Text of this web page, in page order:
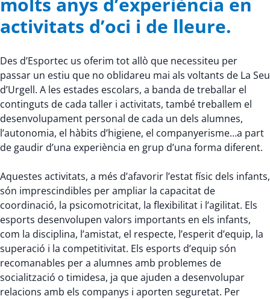
activitats d’oci i de lleure.
Des d’Esportec us oferim tot allò que necessiteu per
passar un estiu que no oblidareu mai als voltants de La Seu
d’Urgell. A les estades escolars, a banda de treballar el
continguts de cada taller i activitats, també treballem el
desenvolupament personal de cada un dels alumnes,
l’autonomia, el hàbits d’higiene, el companyerisme…a part
de gaudir d’una experiència en grup d’una forma diferent.
Aquestes activitats, a més d’afavorir l’estat físic dels infants,
són imprescindibles per ampliar la capacitat de
coordinació, la psicomotricitat, la flexibilitat i l’agilitat. Els
esports desenvolupen valors importants en els infants,
com la disciplina, l’amistat, el respecte, l’esperit d’equip, la
superació i la competitivitat. Els esports d’equip són
recomanables per a alumnes amb problemes de
socialització o timidesa, ja que ajuden a desenvolupar
relacions amb els companys i aporten seguretat. Per